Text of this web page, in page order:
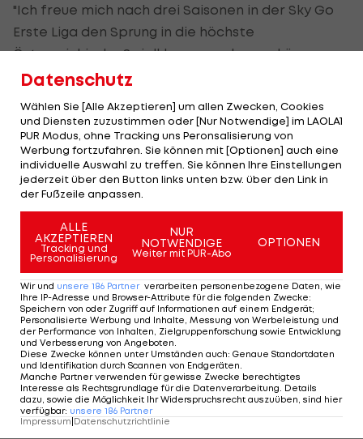
"Ich freue mich nach drei Saisonen in der Sky Go
Erste Liga den Sprung in die höchste
Österreichische Spielklasse machen zu können.
Der SCRA hat sich seit Wochen sehr um mich
nächsten Schritt machen zu können", sagt Fischer.
Die
neue
LIVE
bei
LAOLA1 on Air - der Sport-Podcast: Das
Experiment 2. Liga
In der 7. Ausgabe widmen wir uns den
kontroversen Dikussionen rund um die neue
Datenschutz
Wählen Sie [Alle Akzeptieren] um allen Zwecken, Cookies
und Diensten zuzustimmen oder [Nur Notwendige] im LAOLA1
PUR Modus, ohne Tracking uns Peronsalisierung von
Werbung fortzufahren. Sie können mit [Optionen] auch eine
individuelle Auswahl zu treffen. Sie können Ihre Einstellungen
jederzeit über den Button links unten bzw. über den Link in
der Fußzeile anpassen.
ALLE
AKZEPTIEREN
Tracking und
Personalisierung
NUR
NOTWENDIGE
Weiter mit PUR-Abo
OPTIONEN
Wir und unsere 186 Partner verarbeiten personenbezogene Daten, wie
Ihre IP-Adresse und Browser-Attribute für die folgenden Zwecke:
Speichern von oder Zugriff auf Informationen auf einem Endgerät;
Personalisierte Werbung und Inhalte, Messung von Werbeleistung und
der Performance von Inhalten, Zielgruppenforschung sowie Entwicklung
und Verbesserung von Angeboten.
Diese Zwecke können unter Umständen auch: Genaue Standortdaten
und Identifikation durch Scannen von Endgeräten.
Manche Partner verwenden für gewisse Zwecke berechtigtes
Interesse als Rechtsgrundlage für die Datenverarbeitung. Details
dazu, sowie die Möglichkeit Ihr Widerspruchsrecht auszuüben, sind hier
verfügbar: unsere 186 Partner
Impressum Datenschutzrichtlinie